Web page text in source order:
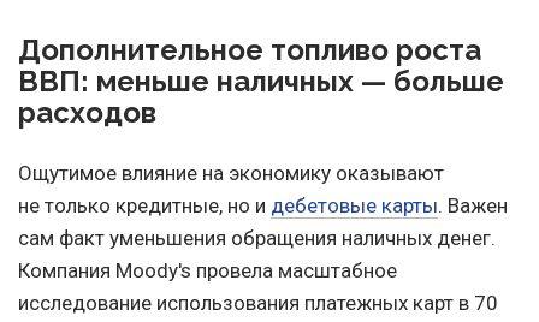
Дополнительное топливо роста
ВВП: меньше наличных — больше
расходов
Ощутимое влияние на экономику оказывают
не только кредитные, но и дебетовые карты. Важен
сам факт уменьшения обращения наличных денег.
Компания Moody's провела масштабное
исследование использования платежных карт в 70